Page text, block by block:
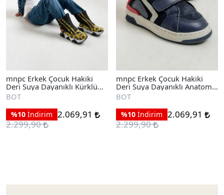
mnpc Erkek Çocuk Hakiki
Deri Suya Dayanıklı Kürklü
Günlük Bot
BOT
%10 İndirim 2.069,91
2.299,90
mnpc Erkek Çocuk Hakiki
Deri Suya Dayanıklı Anatomik
Günlük Bot
BOT
%10 İndirim 2.069,91
2.299,90